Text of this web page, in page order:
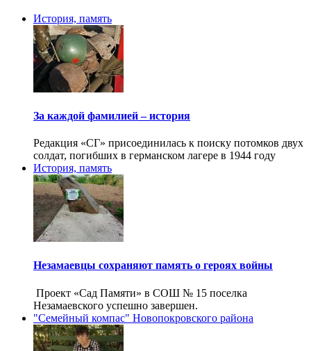
История, память
За каждой фамилией – история
Редакция «СГ» присоединилась к поиску потомков двух
солдат, погибших в германском лагере в 1944 году
История, память
Незамаевцы сохраняют память о героях войны
Проект «Сад Памяти» в СОШ № 15 поселка
Незамаевского успешно завершен.
"Семейный компас" Новопокровского района